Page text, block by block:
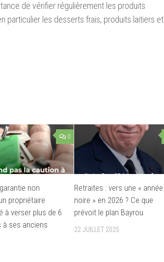
de vérifier régulièrement les produits
particulier les desserts frais, produits laitiers et
0
non
propriétaire
à verser plus de 6
à ses anciens
Retraites : vers une « année
noire » en 2026 ? Ce que
prévoit le plan Bayrou
22 JUILLET 2025